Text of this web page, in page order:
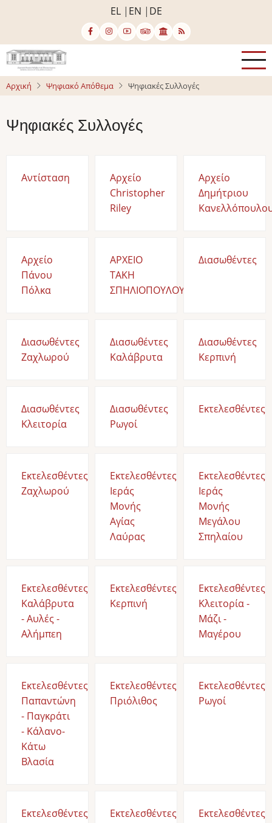
κυρίως
περιεχόμενο
EL EN DE
Αρχική Ψηφιακό Απόθεμα Ψηφιακές Συλλογές
Ψηφιακές Συλλογές
Αντίσταση
Αρχείο
Christopher
Riley
Αρχείο
Δημήτριου
Αρχείο
Πάνου
Πόλκα
ΑΡΧΕΙΟ
ΤΑΚΗ
ΣΠΗΛΙΟΠΟΥΛΟΥ
Διασωθέντες
Διασωθέντες
Ζαχλωρού
Διασωθέντες
Καλάβρυτα
Διασωθέντες
Κερπινή
Διασωθέντες
Κλειτορία
Διασωθέντες
Ρωγοί
Εκτελεσθέντες
Εκτελεσθέντες
Ζαχλωρού
Εκτελεσθέντες
Ιεράς
Μονής
Αγίας
Λαύρας
Εκτελεσθέντες
Ιεράς
Μονής
Μεγάλου
Σπηλαίου
Εκτελεσθέντες
Καλάβρυτα
- Αυλές -
Αλήμπεη
Εκτελεσθέντες
Κερπινή
Εκτελεσθέντες
Κλειτορία -
Μάζι -
Μαγέρου
Εκτελεσθέντες
Παπαντώνη
- Παγκράτι
- Κάλανο-
Κάτω
Βλασία
Εκτελεσθέντες
Πριόλιθος
Εκτελεσθέντες
Ρωγοί
Εκτελεσθέντες
Εκτελεσθέντες
Εκτελεσθέντες